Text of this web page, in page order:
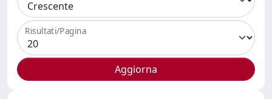
Risultati/Pagina